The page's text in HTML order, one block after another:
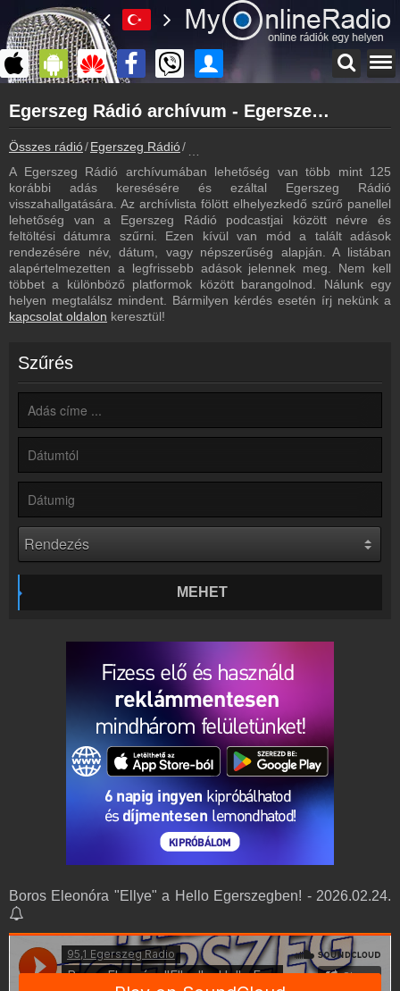
myonlineradio.hu
Egerszeg Rádió
Vissza az Egerszeg Rádió oldalára
Bejelentkezés
Hozz létre saját fiókot!
Most szól
Tudd meg mi szólt eddig
Műsorújság
Egerszeg Rádió műsorai
Hírek
Kapcsolat
Írj nekünk!
Partnerek
Rádiós partnerek
Ágyazd be weboldaladba
Készítés lépésről lépésre
Egerszeg Rádió archívum - Egerszeg Rádió podcasts - Egerszeg Rádió visszahallgatás
Összes rádió Egerszeg Rádió
A Egerszeg Rádió archívumában lehetőség van több mint 125
korábbi adás keresésére és ezáltal Egerszeg Rádió
visszahallgatására. Az archívlista fölött elhelyezkedő szűrő panellel
lehetőség van a Egerszeg Rádió podcastjai között névre és
feltöltési dátumra szűrni. Ezen kívül van mód a talált adások
rendezésére név, dátum, vagy népszerűség alapján. A listában
alapértelmezetten a legfrissebb adások jelennek meg. Nem kell
többet a különböző platformok között barangolnod. Nálunk egy
helyen megtalálsz mindent. Bármilyen kérdés esetén írj nekünk a
kapcsolat oldalon keresztül!
Szűrés
MEHET
Boros Eleonóra "Ellye" a Hello Egerszegben! - 2026.02.24.